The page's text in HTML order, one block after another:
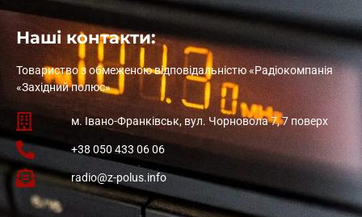
Наші контакти:
Товариство з обмеженою відповідальністю «Радіокомпанія
«Західний полюс»
м. Івано-Франківськ, вул. Чорновола 7, 7 поверх
+38 050 433 06 06
radio@z-polus.info